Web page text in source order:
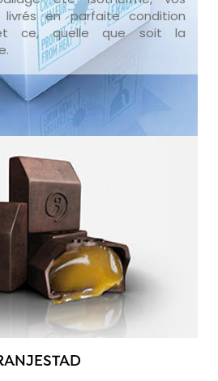
en parfaite condition
et ce, quelle que soit la